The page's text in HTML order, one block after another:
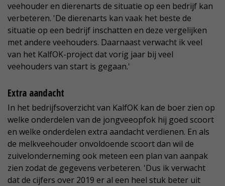
veehouder en dierenarts de situatie op een bedrijf kan
verbeteren. 'De dierenarts kan vaak het beste de
situatie op een bedrijf inschatten en deze vergelijken
met andere veehouders. Daarnaast verwacht ik veel
van het KalfOK-project dat vorig jaar bij veel
veehouders van start is gegaan.'
Extra aandacht
In het bedrijfsoverzicht van KalfOK kan de boer zien op
welke onderdelen van de jongveeopfok hij goed scoort
en welke onderdelen extra aandacht verdienen. En als
de melkveehouder onvoldoende scoort dan wil de
zuivelonderneming ook meteen een plan van aanpak
zien zodat de gegevens verbeteren. 'Dus ik verwacht
dat de cijfers over 2019 er al een heel stuk beter uit